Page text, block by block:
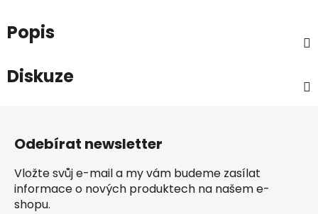
Popis
Diskuze
Odebírat newsletter
Vložte svůj e-mail a my vám budeme zasílat
informace o nových produktech na našem e-
shopu.